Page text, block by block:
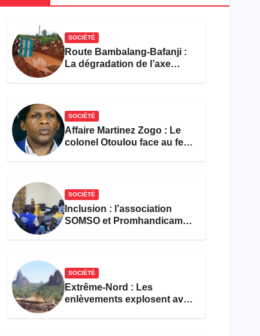
SOCIÉTÉ
Route Bambalang-Bafanji :
La dégradation de l’axe
SOCIÉTÉ
Affaire Martinez Zogo : Le
colonel Otoulou face au feu
SOCIÉTÉ
Inclusion : l’association
SOMSO et Promhandicam
SOCIÉTÉ
Extrême-Nord : Les
enlèvements explosent avec